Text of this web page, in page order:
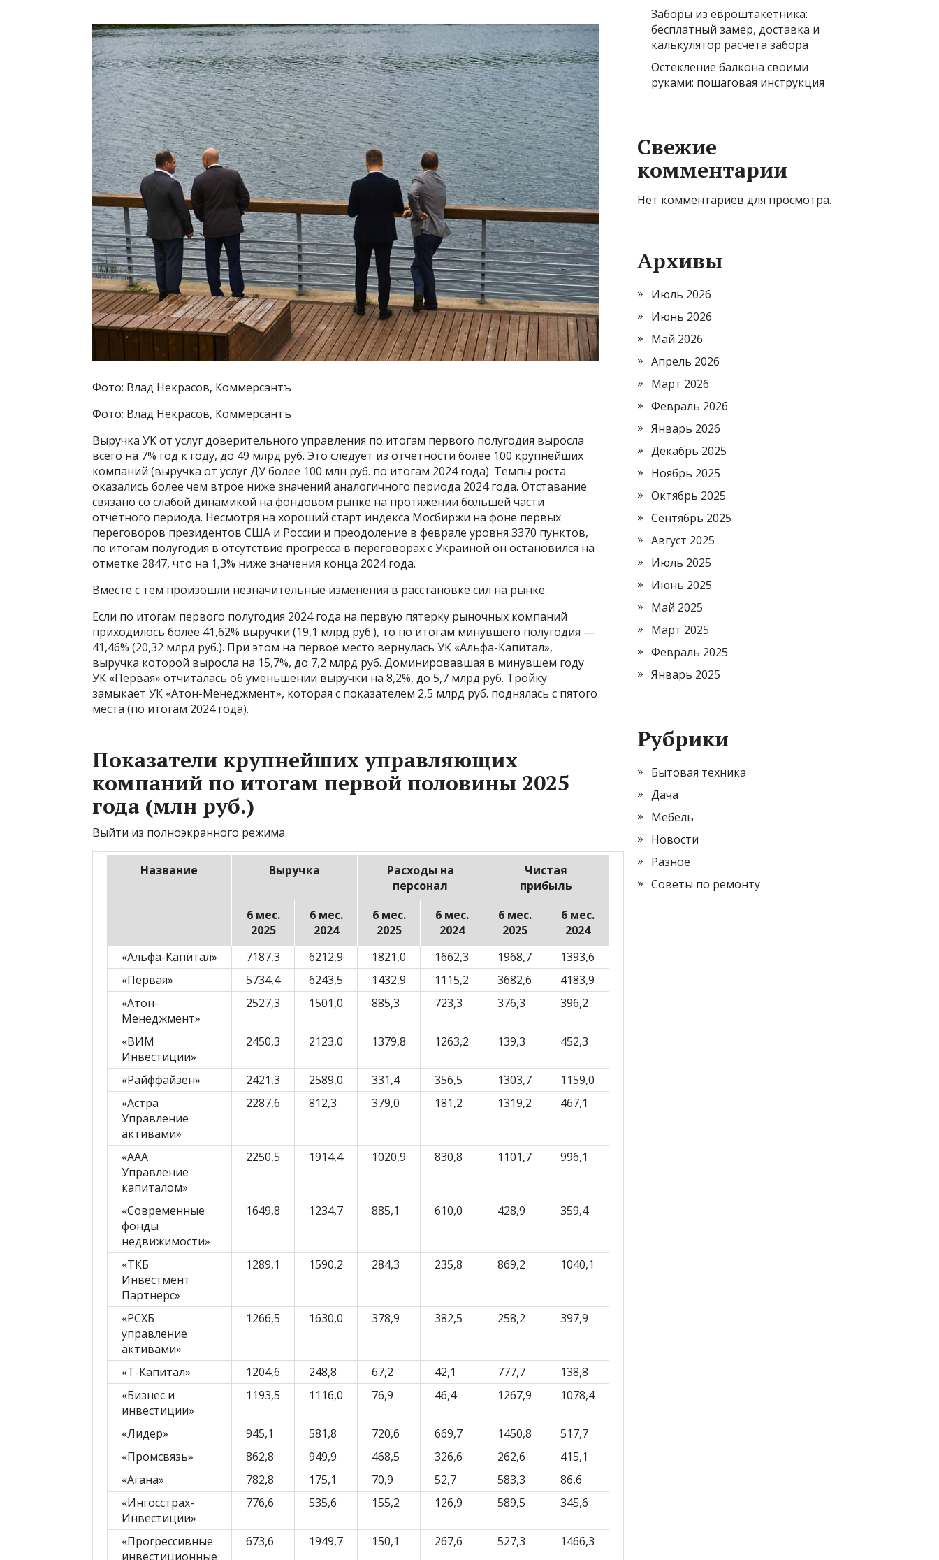
Фото: Влад Некрасов, Коммерсантъ
Фото: Влад Некрасов, Коммерсантъ
Выручка УК от услуг доверительного управления по итогам первого полугодия выросла
всего на 7% год к году, до 49 млрд руб. Это следует из отчетности более 100 крупнейших
компаний (выручка от услуг ДУ более 100 млн руб. по итогам 2024 года). Темпы роста
оказались более чем втрое ниже значений аналогичного периода 2024 года. Отставание
связано со слабой динамикой на фондовом рынке на протяжении большей части
отчетного периода. Несмотря на хороший старт индекса Мосбиржи на фоне первых
переговоров президентов США и России и преодоление в феврале уровня 3370 пунктов,
по итогам полугодия в отсутствие прогресса в переговорах с Украиной он остановился на
отметке 2847, что на 1,3% ниже значения конца 2024 года.
Вместе с тем произошли незначительные изменения в расстановке сил на рынке.
Если по итогам первого полугодия 2024 года на первую пятерку рыночных компаний
приходилось более 41,62% выручки (19,1 млрд руб.), то по итогам минувшего полугодия —
41,46% (20,32 млрд руб.). При этом на первое место вернулась УК «Альфа-Капитал»,
выручка которой выросла на 15,7%, до 7,2 млрд руб. Доминировавшая в минувшем году
УК «Первая» отчиталась об уменьшении выручки на 8,2%, до 5,7 млрд руб. Тройку
замыкает УК «Атон-Менеджмент», которая с показателем 2,5 млрд руб. поднялась с пятого
места (по итогам 2024 года).
Показатели крупнейших управляющих
компаний по итогам первой половины 2025
года (млн руб.)
Выйти из полноэкранного режима
Название Выручка
Расходы на
персонал
Чистая
прибыль
6 мес.
2025
6 мес.
2024
6 мес.
2025
6 мес.
2024
6 мес.
2025
6 мес.
2024
«Альфа-Капитал»
7187,3 6212,9 1821,0 1662,3 1968,7
1393,6
«Первая»
5734,4 6243,5 1432,9 1115,2 3682,6
4183,9
«Атон-
Менеджмент»
2527,3 1501,0 885,3 723,3 376,3 396,2
«ВИМ
Инвестиции»
2450,3 2123,0 1379,8 1263,2 139,3 452,3
«Райффайзен» 2421,3 2589,0 331,4 356,5 1303,7
1159,0
«Астра
Управление
активами»
2287,6 812,3 379,0 181,2 1319,2 467,1
«ААА
Управление
капиталом»
2250,5 1914,4 1020,9 830,8 1101,7 996,1
«Современные
фонды
недвижимости»
1649,8 1234,7 885,1 610,0 428,9 359,4
«ТКБ
Инвестмент
Партнерс»
1289,1 1590,2 284,3 235,8 869,2 1040,1
«РСХБ
управление
активами»
1266,5 1630,0 378,9 382,5 258,2 397,9
«Т-Капитал» 1204,6 248,8 67,2 42,1 777,7
138,8
«Бизнес и
инвестиции»
1193,5 1116,0 76,9 46,4 1267,9 1078,4
«Лидер» 945,1 581,8 720,6 669,7 1450,8
517,7
«Промсвязь»
862,8 949,9 468,5 326,6 262,6
415,1
«Агана»
782,8 175,1 70,9 52,7 583,3
86,6
«Ингосстрах-
Инвестиции»
776,6 535,6 155,2 126,9 589,5 345,6
«Прогрессивные
инвестиционные
673,6 1949,7 150,1 267,6 527,3 1466,3
Заборы из евроштакетника:
бесплатный замер, доставка и
калькулятор расчета забора
Остекление балкона своими
руками: пошаговая инструкция
Свежие
комментарии
Нет комментариев для просмотра.
Архивы
Июль 2026
Июнь 2026
Май 2026
Апрель 2026
Март 2026
Февраль 2026
Январь 2026
Декабрь 2025
Ноябрь 2025
Октябрь 2025
Сентябрь 2025
Август 2025
Июль 2025
Июнь 2025
Май 2025
Март 2025
Февраль 2025
Январь 2025
Рубрики
Бытовая техника
Дача
Мебель
Новости
Разное
Советы по ремонту